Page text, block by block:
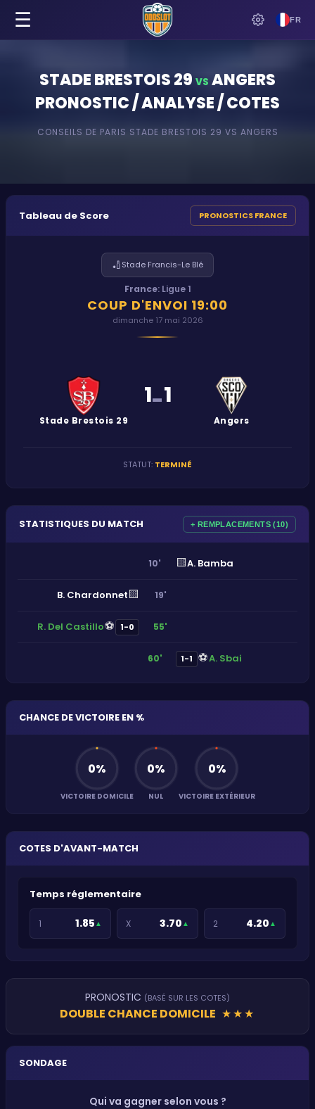
FR
☰
STADE BRESTOIS 29 VS ANGERS
PRONOSTIC / ANALYSE / COTES
CONSEILS DE PARIS STADE BRESTOIS 29 VS ANGERS
Tableau de Score PRONOSTICS FRANCE
🏏Stade Francis-Le Blé
France: Ligue 1
COUP D'ENVOI 19:00
dimanche 17 mai 2026
Stade Brestois 29
1-1
Angers
STATUT: TERMINÉ
STATISTIQUES DU MATCH + REMPLACEMENTS (10)
10' 🟨A. Bamba
B. Chardonnet🟨 19'
R. Del Castillo⚽ 1-0 55'
60' 1-1 ⚽A. Sbai
CHANCE DE VICTOIRE EN %
0%
VICTOIRE DOMICILE
0%
NUL
0%
VICTOIRE EXTÉRIEUR
COTES D'AVANT-MATCH
Temps réglementaire
1 1.85 ▲ X 3.70 ▲ 2 4.20 ▲
PRONOSTIC (BASÉ SUR LES COTES)
DOUBLE CHANCE DOMICILE ★★★
SONDAGE
Qui va gagner selon vous ?